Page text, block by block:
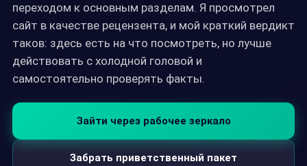
переходом к основным разделам. Я просмотрел
сайт в качестве рецензента, и мой краткий вердикт
таков: здесь есть на что посмотреть, но лучше
действовать с холодной головой и
самостоятельно проверять факты.
Зайти через рабочее зеркало
Забрать приветственный пакет